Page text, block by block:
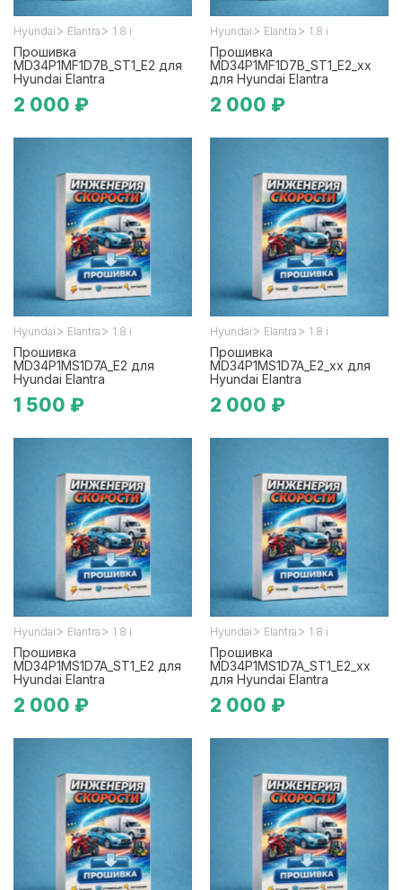
Hyundai > Elantra > 1.8 i
Прошивка
MD34P1MF1D7B_ST1_E2 для
Hyundai Elantra
2 000 ₽
Hyundai > Elantra > 1.8 i
Прошивка
MD34P1MF1D7B_ST1_E2_xx
для Hyundai Elantra
2 000 ₽
Hyundai > Elantra > 1.8 i
Прошивка
MD34P1MS1D7A_E2 для
Hyundai Elantra
1 500 ₽
Hyundai > Elantra > 1.8 i
Прошивка
MD34P1MS1D7A_E2_xx для
Hyundai Elantra
2 000 ₽
Hyundai > Elantra > 1.8 i
Прошивка
MD34P1MS1D7A_ST1_E2 для
Hyundai Elantra
2 000 ₽
Hyundai > Elantra > 1.8 i
Прошивка
MD34P1MS1D7A_ST1_E2_xx
для Hyundai Elantra
2 000 ₽